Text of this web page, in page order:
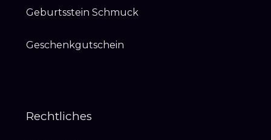
Geburtsstein Schmuck
Geschenkgutschein
Rechtliches